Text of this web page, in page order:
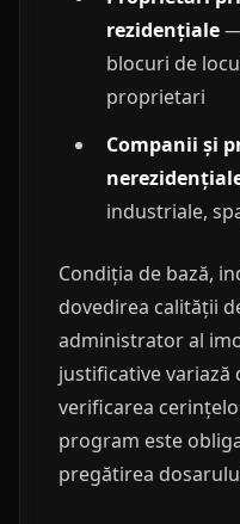
rezidențiale
blocuri de
proprietari
Companii și
industriale,
Condiția de bază,
dovedirea calității
administrator al
justificative variază
verificarea
program este
pregătirea